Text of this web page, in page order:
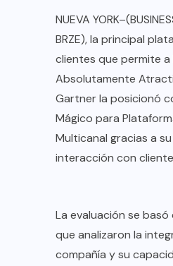
NUEVA
BRZE), la principal
clientes que permite a
Absolutamente
Gartner la posicionó
Mágico para
Multicanal gracias a
interacción con
La evaluación se
que analizaron la
compañía y su